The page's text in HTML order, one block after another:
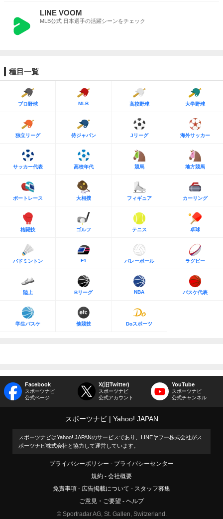
LINE VOOM
MLB公式 日本選手の活躍シーンをチェック
種目一覧
プロ野球 MLB 高校野球 大学野球
独立リーグ 侍ジャパン Jリーグ 海外サッカー
サッカー代表 高校年代 競馬 地方競馬
ボートレース 大相撲 フィギュア カーリング
格闘技 ゴルフ テニス 卓球
バドミントン F1 バレーボール ラグビー
陸上 Bリーグ NBA バスケ代表
学生バスケ 他競技 Doスポーツ
Facebook
スポーツナビ
公式ページ
X(旧Twitter)
スポーツナビ
公式アカウント
YouTube
スポーツナビ
公式チャンネル
スポーツナビ Yahoo! JAPAN
スポーツナビはYahoo! JAPANのサービスであり、LINEヤフー株式会社がス
ポーツナビ株式会社と協力して運営しています。
プライバシーポリシー
プライバシーセンター
規約
会社概要
免責事項
広告掲載について
スタッフ募集
ご意見・ご要望
ヘルプ
© Sportradar AG, St. Gallen, Switzerland.